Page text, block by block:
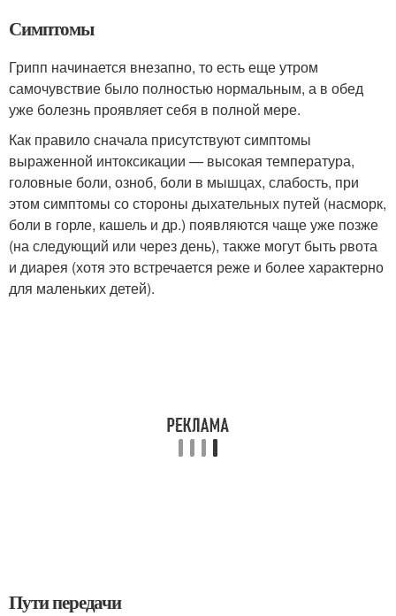
Симптомы
Грипп начинается внезапно, то есть еще утром
самочувствие было полностью нормальным, а в обед
уже болезнь проявляет себя в полной мере.
Как правило сначала присутствуют симптомы
выраженной интоксикации — высокая температура,
головные боли, озноб, боли в мышцах, слабость, при
этом симптомы со стороны дыхательных путей (насморк,
боли в горле, кашель и др.) появляются чаще уже позже
(на следующий или через день), также могут быть рвота
и диарея (хотя это встречается реже и более характерно
для маленьких детей).
Пути передачи